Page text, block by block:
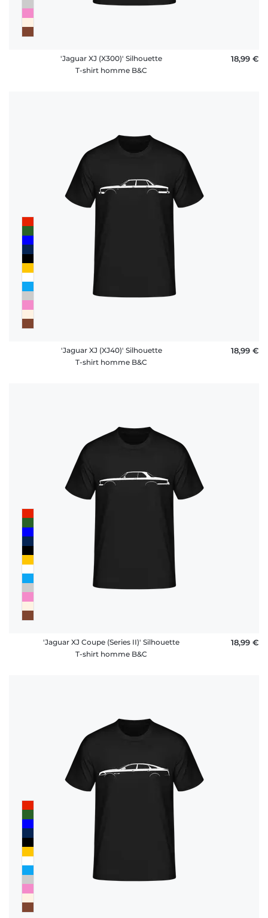
'Jaguar XJ (X300)' Silhouette
T-shirt homme B&C
18,99 €
'Jaguar XJ (XJ40)' Silhouette
T-shirt homme B&C
18,99 €
'Jaguar XJ Coupe (Series II)' Silhouette
T-shirt homme B&C
18,99 €